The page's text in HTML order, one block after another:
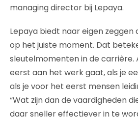
managing director bij Lepaya.
Lepaya biedt naar eigen zeggen
op het juiste moment. Dat
sleutelmomenten in de carrière.
eerst aan het werk gaat, als je
als je voor het eerst mensen
“Wat zijn dan de vaardigheden
daar sneller effectiever in te